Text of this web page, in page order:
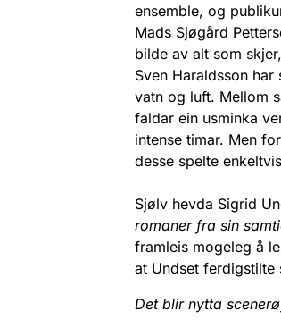
ensemble, og
Mads Sjøgård
bilde av alt som
Sven Haraldsson
vatn og luft. Mellom
faldar ein usminka
intense timar. Men
desse spelte
Sjølv hevda Sigrid
romaner fra sin
framleis mogeleg å
at Undset ferdigstilte
Det blir nytta